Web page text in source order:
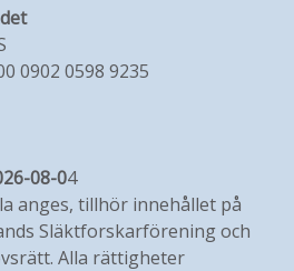
0902 0598 9235
08-04
anges, tillhör innehållet på
Släktforskarförening och
Alla rättigheter